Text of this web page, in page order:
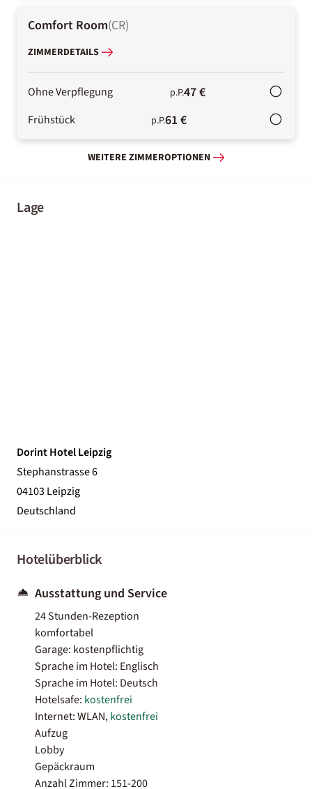
Comfort Room(CR)
ZIMMERDETAILS
Ohne Verpflegung p.P.47 €
Frühstück p.P.61 €
WEITERE ZIMMEROPTIONEN
Lage
Dorint Hotel Leipzig
Stephanstrasse 6
04103 Leipzig
Deutschland
Hotelüberblick
Ausstattung und Service
24 Stunden-Rezeption
komfortabel
Garage: kostenpflichtig
Sprache im Hotel: Englisch
Sprache im Hotel: Deutsch
Hotelsafe: kostenfrei
Internet: WLAN,kostenfrei
Aufzug
Lobby
Gepäckraum
Anzahl Zimmer: 151-200